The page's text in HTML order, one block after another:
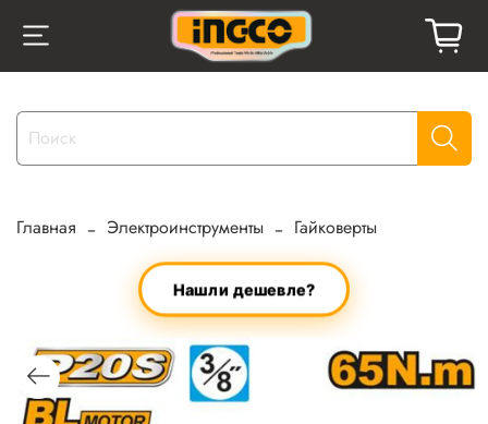
Главная Электроинструменты Гайковерты
Нашли дешевле?